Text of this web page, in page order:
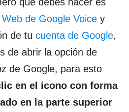
de Google Voice y
de tu cuenta de Google,
de abrir la opción de
de Google, para esto
en el icono con forma
en la parte superior